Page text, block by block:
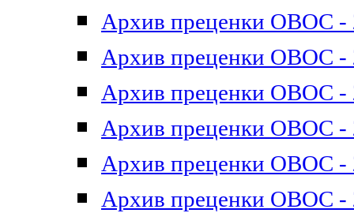
Архив преценки ОВОС -
Архив преценки ОВОС -
Архив преценки ОВОС -
Архив преценки ОВОС -
Архив преценки ОВОС -
Архив преценки ОВОС -